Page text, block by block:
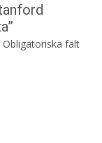
Obligatoriska fält